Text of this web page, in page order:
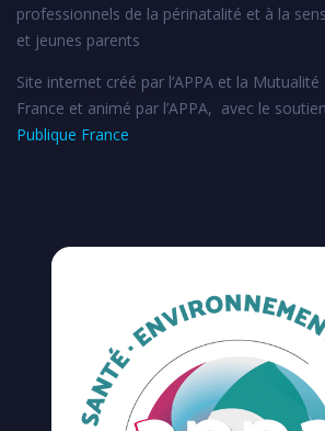
professionnels de la périnatalité et à la
et jeunes parents
Site internet créé par l’APPA et la
France et animé par l’APPA, avec le
Publique France